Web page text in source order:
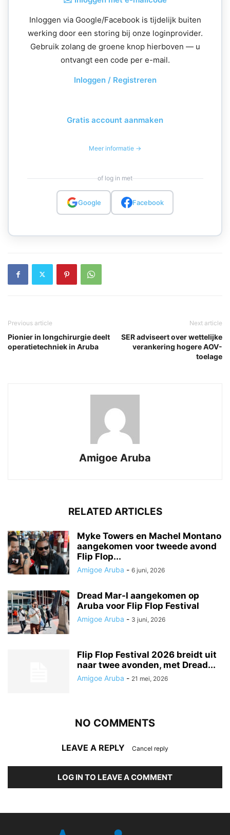
Inloggen via Google/Facebook is tijdelijk buiten
werking door een storing bij onze loginprovider.
Gebruik zolang de groene knop hierboven — u
ontvangt een code per e-mail.
Inloggen / Registreren
Gratis account aanmaken
Meer informatie →
of log in met
Google Facebook
Previous article
Pionier in longchirurgie deelt
operatietechniek in Aruba
Next article
SER adviseert over wettelijke
verankering hogere AOV-
toelage
Amigoe Aruba
RELATED ARTICLES
Myke Towers en Machel Montano
aangekomen voor tweede avond
Flip Flop...
Amigoe Aruba - 6 juni, 2026
Dread Mar-I aangekomen op
Aruba voor Flip Flop Festival
Amigoe Aruba - 3 juni, 2026
Flip Flop Festival 2026 breidt uit
naar twee avonden, met Dread...
Amigoe Aruba - 21 mei, 2026
NO COMMENTS
LEAVE A REPLY Cancel reply
LOG IN TO LEAVE A COMMENT